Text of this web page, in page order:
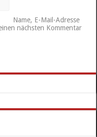
Name, E-Mail-Adresse
nächsten Kommentar